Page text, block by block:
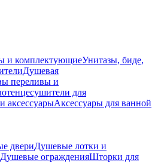
и комплектующиеУнитазы, биде,
Душевая
переливы и
для
аксессуарыАксессуары для ванной
двериДушевые лотки и
Душевые огражденияШторки для